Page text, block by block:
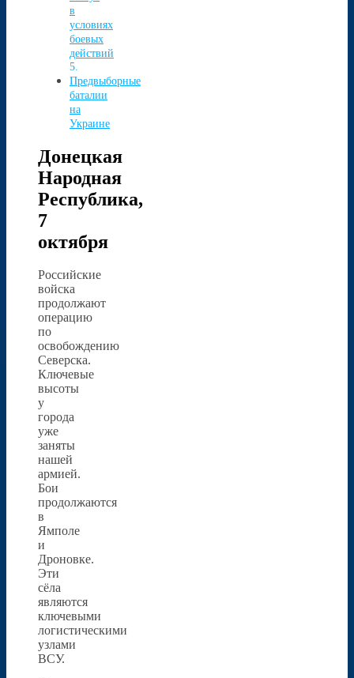
в
условиях
боевых
действий
Предвыборные
баталии
на
Украине
Донецкая
Народная
Республика,
7
октября
Российские
войска
продолжают
операцию
по
освобождению
Северска.
Ключевые
высоты
у
города
уже
заняты
нашей
армией.
Бои
продолжаются
в
Ямполе
и
Дроновке.
Эти
сёла
являются
ключевыми
логистическими
узлами
ВСУ.